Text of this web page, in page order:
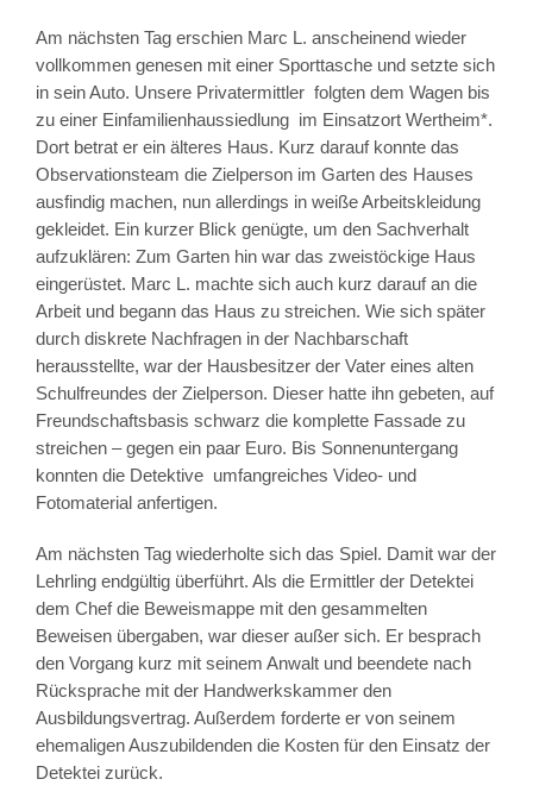
Am nächsten Tag erschien Marc L. anscheinend wieder
vollkommen genesen mit einer Sporttasche und setzte sich
in sein Auto. Unsere Privatermittler folgten dem Wagen bis
zu einer Einfamilienhaussiedlung im Einsatzort Wertheim*.
Dort betrat er ein älteres Haus. Kurz darauf konnte das
Observationsteam die Zielperson im Garten des Hauses
ausfindig machen, nun allerdings in weiße Arbeitskleidung
gekleidet. Ein kurzer Blick genügte, um den Sachverhalt
aufzuklären: Zum Garten hin war das zweistöckige Haus
eingerüstet. Marc L. machte sich auch kurz darauf an die
Arbeit und begann das Haus zu streichen. Wie sich später
durch diskrete Nachfragen in der Nachbarschaft
herausstellte, war der Hausbesitzer der Vater eines alten
Schulfreundes der Zielperson. Dieser hatte ihn gebeten, auf
Freundschaftsbasis schwarz die komplette Fassade zu
streichen – gegen ein paar Euro. Bis Sonnenuntergang
konnten die Detektive umfangreiches Video- und
Fotomaterial anfertigen.
Am nächsten Tag wiederholte sich das Spiel. Damit war der
Lehrling endgültig überführt. Als die Ermittler der Detektei
dem Chef die Beweismappe mit den gesammelten
Beweisen übergaben, war dieser außer sich. Er besprach
den Vorgang kurz mit seinem Anwalt und beendete nach
Rücksprache mit der Handwerkskammer den
Ausbildungsvertrag. Außerdem forderte er von seinem
ehemaligen Auszubildenden die Kosten für den Einsatz der
Detektei zurück.